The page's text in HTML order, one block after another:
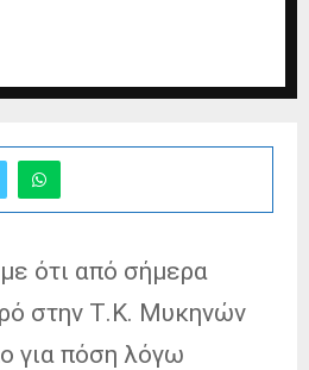
ότι από σήμερα
στην Τ.Κ. Μυκηνών
για πόση λόγω